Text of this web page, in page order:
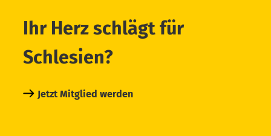
Ihr Herz schlägt für
Schlesien?
Jetzt Mitglied werden